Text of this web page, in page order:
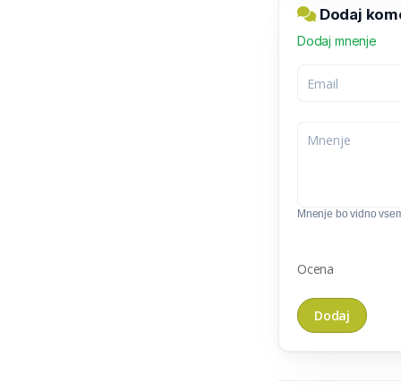
Dodaj
Dodaj mnenje
Mnenje bo vidno
Ocena